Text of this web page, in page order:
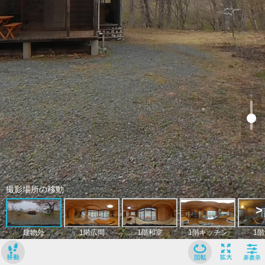
撮影場所の移動
建物外 1階広間 1階和室 1階キッチン 1
>
﹢
﹣